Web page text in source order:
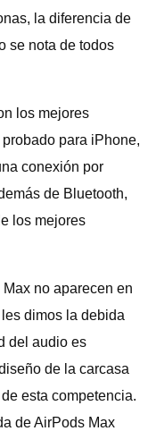
la diferencia de
se nota de todos
los mejores
para iPhone,
conexión por
de Bluetooth,
los mejores
no aparecen en
dimos la debida
del audio es
de la carcasa
esta competencia.
de AirPods Max